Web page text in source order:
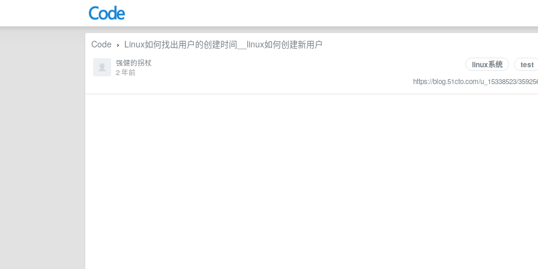
Code › Linux如何找出用户的创建时间__linux如何创建新用户
linux系统 test
https://blog.51cto.com/u_15338523/
强健的拐杖
2 年前